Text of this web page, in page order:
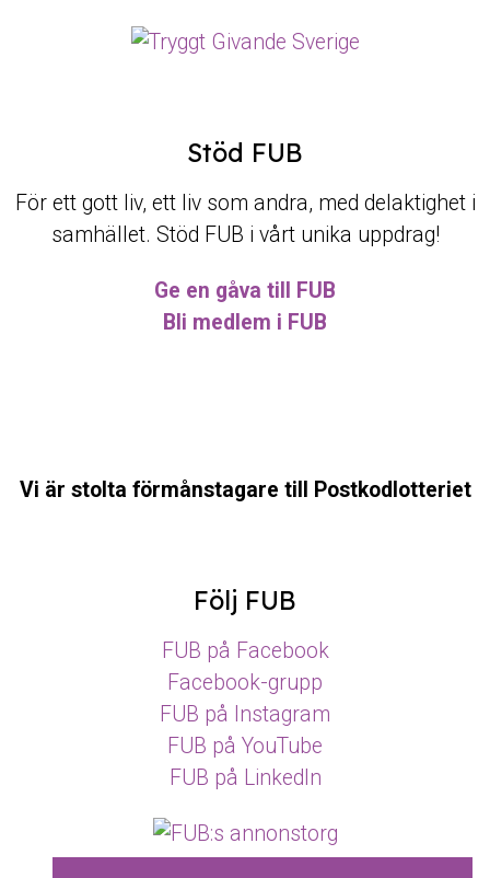
Stöd FUB
För ett gott liv, ett liv som andra, med delaktighet i
samhället. Stöd FUB i vårt unika uppdrag!
Ge en gåva till FUB
Bli medlem i FUB
Vi är stolta förmånstagare till Postkodlotteriet
Följ FUB
FUB på Facebook
Facebook-grupp
FUB på Instagram
FUB på YouTube
FUB på LinkedIn